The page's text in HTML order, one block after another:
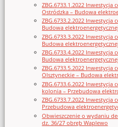
ZBG.6733.1.2022 Inwestycja
Ostródzka – Budowa
ZBG.6733.2.2022 Inwestycja
Budowa
ZBG.6733.3.2022 Inwestycja
Budowa
ZBG.6733.4.2022
Budowa
ZBG.6733.5.2022 Inwestycja
Olsztyneckie – Budowa
ZBG.6733.6.2022 Inwestycja
kolonia – Przebudowa
ZBG.6733.7.2022 Inwestycja
Przebudowa
Obwieszczenie o wydaniu
dz. 36/27 obręb Waplewo